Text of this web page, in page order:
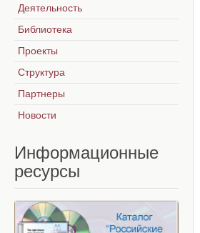
Деятельность
Библиотека
Проекты
Структура
Партнеры
Новости
Информационные
ресурсы